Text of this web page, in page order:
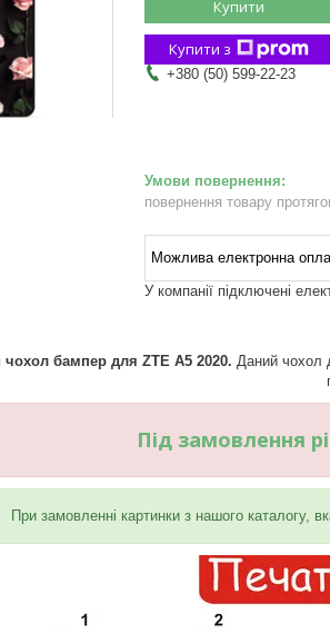
Купити
Купити з
+380 (50) 599-22-23
повернення товару
У компанії підключені
чохол бампер для ZTE A5 2020. Даний чохол
Під замовлення
При замовленні картинки з нашого каталогу,